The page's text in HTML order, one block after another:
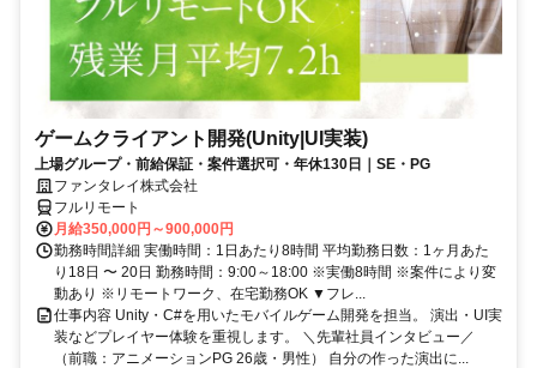
ゲームクライアント開発(Unity|UI実装)
上場グループ・前給保証・案件選択可・年休130日｜SE・PG
ファンタレイ株式会社
フルリモート
月給350,000円～900,000円
勤務時間詳細 実働時間：1日あたり8時間 平均勤務日数：1ヶ月あた
り18日 〜 20日 勤務時間：9:00～18:00 ※実働8時間 ※案件により変
動あり ※リモートワーク、在宅勤務OK ▼フレ...
仕事内容 Unity・C#を用いたモバイルゲーム開発を担当。 演出・UI実
装などプレイヤー体験を重視します。 ＼先輩社員インタビュー／
（前職：アニメーションPG 26歳・男性） 自分の作った演出に...